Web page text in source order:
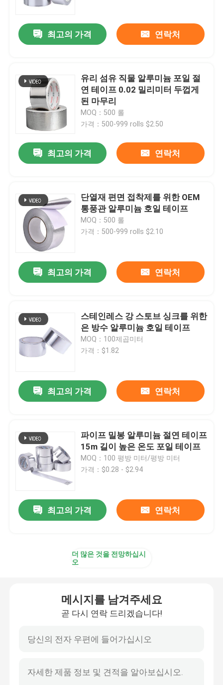
홈
접촉
화면
유리솜 보드
폴리우레탄 샌드위치 패널
최고의 가격 연락처
유리 섬유 직물 알루미늄 포일 절
연 테이프 0.02 밀리미터 두껍게
된 마무리
MOQ：500 롤
가격：500-999 rolls $2.50
최고의 가격 연락처
단열재 편면 접착제를 위한 OEM
통풍관 알루미늄 호일 테이프
MOQ：500 롤
가격：500-999 rolls $2.10
최고의 가격 연락처
스테인레스 강 스토브 싱크를 위한
은 방수 알루미늄 호일 테이프
MOQ：100제곱미터
가격：$1.82
최고의 가격 연락처
파이프 밀봉 알루미늄 절연 테이프
15m 길이 높은 온도 포일 테이프
MOQ：100 평방 미터/평방 미터
가격：$0.28 - $2.94
최고의 가격 연락처
더 많은 것을 전망하십시
오
메시지를 남겨주세요
곧 다시 연락 드리겠습니다!